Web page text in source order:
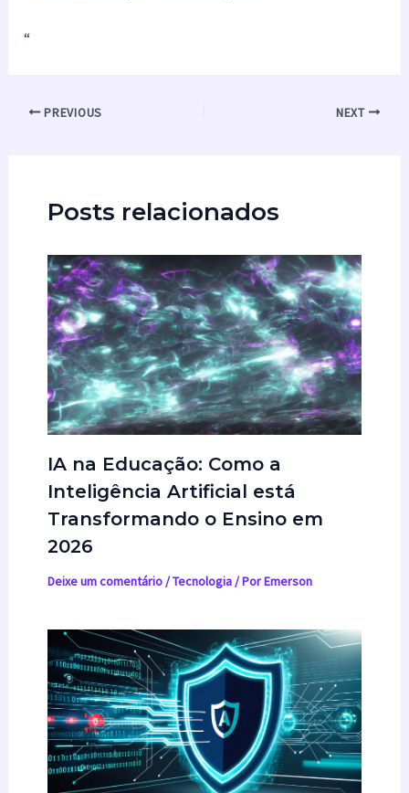
“
PREVIOUS NEXT
Posts relacionados
IA na Educação: Como a
Inteligência Artificial está
Transformando o Ensino em
2026
Deixe um comentário/Tecnologia/ PorEmerson